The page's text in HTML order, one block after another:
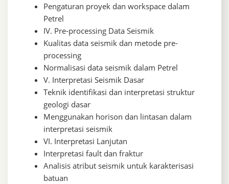
Pengaturan proyek dan workspace dalam
Petrel
IV. Pre-processing Data Seismik
Kualitas data seismik dan metode pre-
processing
Normalisasi data seismik dalam Petrel
V. Interpretasi Seismik Dasar
Teknik identifikasi dan interpretasi struktur
geologi dasar
Menggunakan horison dan lintasan dalam
interpretasi seismik
VI. Interpretasi Lanjutan
Interpretasi fault dan fraktur
Analisis atribut seismik untuk karakterisasi
batuan